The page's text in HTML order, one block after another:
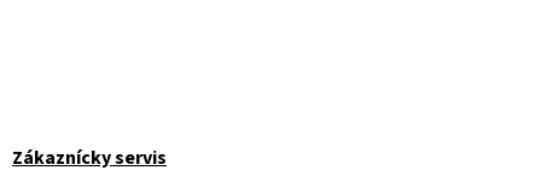
Zákaznícky servis